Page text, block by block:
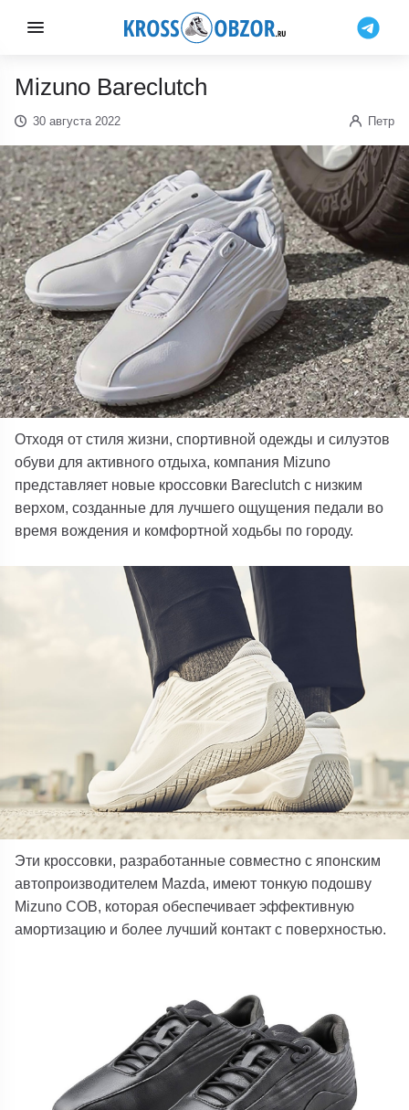
Mizuno Bareclutch
30 августа 2022 Петр
Отходя от стиля жизни, спортивной одежды и силуэтов
обуви для активного отдыха, компания Mizuno
представляет новые кроссовки Bareclutch с низким
верхом, созданные для лучшего ощущения педали во
время вождения и комфортной ходьбы по городу.
Эти кроссовки, разработанные совместно с японским
автопроизводителем Mazda, имеют тонкую подошву
Mizuno COB, которая обеспечивает эффективную
амортизацию и более лучший контакт с поверхностью.